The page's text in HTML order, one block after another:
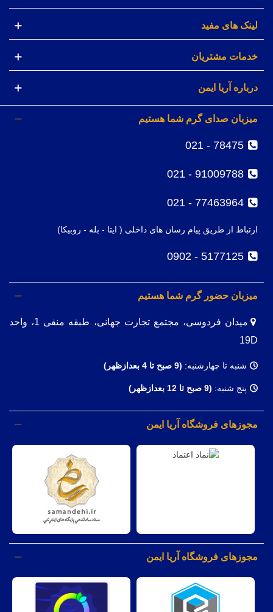
لینک های مفید
خدمات مشتریان
درباره آریا ایمن
میزبان صدای گرم شما هستیم
78475 - 021
91009788 - 021
77463964 - 021
ارتباط از طریق پیام رسان های داخلی ( ایتا - بله - روبیکا)
5177125 - 0902
میزبان حضور گرم شما هستیم
میدان فردوسی، مجتمع تجارت جهانی، طبقه منفی 1، واحد
19D
شنبه تا چهارشنبه: (9 صبح تا 4 بعدازظهر)
پنج شنبه: (9 صبح تا 12 بعدازظهر)
مجوزهای فروشگاه آریا ایمن
مجوزهای فروشگاه آریا ایمن